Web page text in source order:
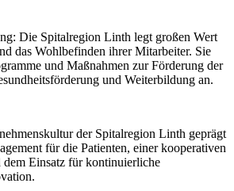
Die Spitalregion Linth legt großen Wert
das Wohlbefinden ihrer Mitarbeiter. Sie
und Maßnahmen zur Förderung der
und Weiterbildung an.
der Spitalregion Linth geprägt
für die Patienten, einer kooperativen
dem Einsatz für kontinuierliche